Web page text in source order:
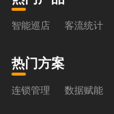
智能巡店 客流统计
热门方案
连锁管理 数据赋能